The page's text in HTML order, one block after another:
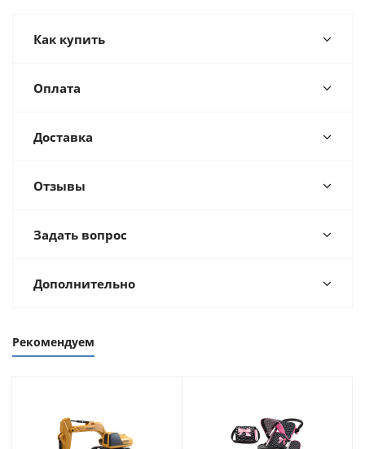
Как купить
Оплата
Доставка
Отзывы
Задать вопрос
Дополнительно
Рекомендуем